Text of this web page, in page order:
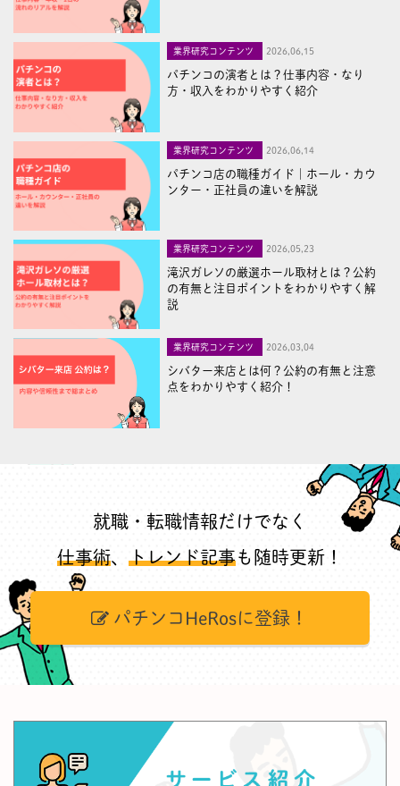
業界研究コンテンツ 2026,06,15
パチンコの演者とは？仕事内容・なり
方・収入をわかりやすく紹介
業界研究コンテンツ 2026,06,14
パチンコ店の職種ガイド｜ホール・カウ
ンター・正社員の違いを解説
業界研究コンテンツ 2026,05,23
滝沢ガレソの厳選ホール取材とは？公約
の有無と注目ポイントをわかりやすく解
説
業界研究コンテンツ 2026,03,04
シバター来店とは何？公約の有無と注意
点をわかりやすく紹介！
就職・転職情報だけでなく
仕事術、 トレンド記事も随時更新！
パチンコHeRosに登録！